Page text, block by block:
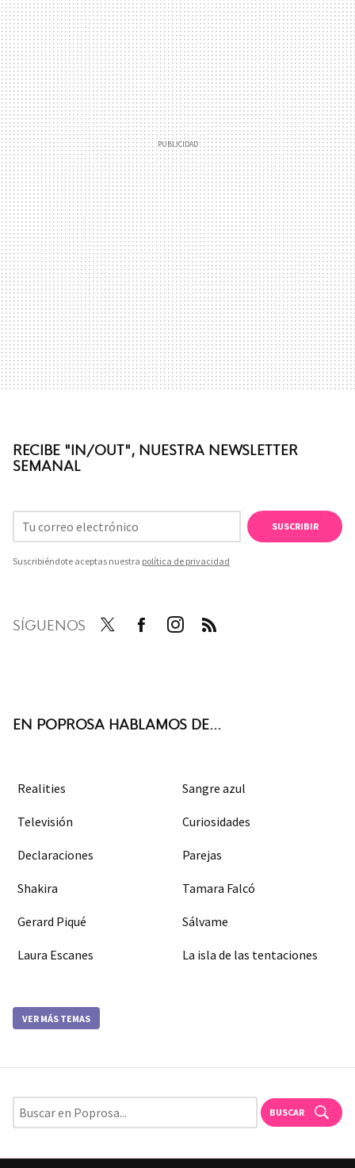
RECIBE "IN/OUT", NUESTRA NEWSLETTER
SEMANAL
SUSCRIBIR
Suscribiéndote aceptas nuestra política de privacidad
SÍGUENOS
EN POPROSA HABLAMOS DE...
Realities Sangre azul
Televisión Curiosidades
Declaraciones Parejas
Shakira Tamara Falcó
Gerard Piqué Sálvame
Laura Escanes La isla de las tentaciones
VER MÁS TEMAS
BUSCAR